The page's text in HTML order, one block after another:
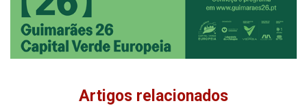
Artigos relacionados